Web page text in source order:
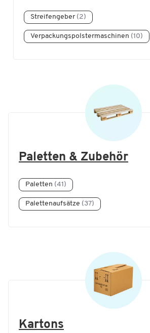
Streifengeber (2)
Verpackungspolstermaschinen (10)
Paletten & Zubehör
Paletten (41)
Palettenaufsätze (37)
Kartons